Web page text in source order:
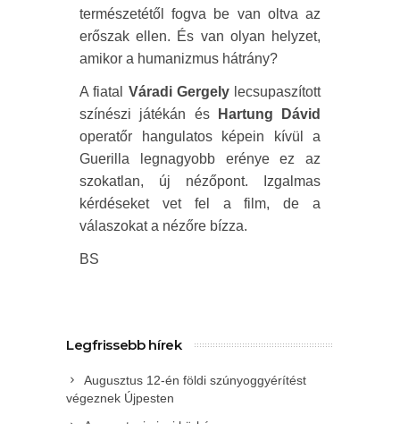
természetétől fogva be van oltva az
erőszak ellen. És van olyan helyzet,
amikor a humanizmus hátrány?
A fiatal Váradi Gergelylecsupaszított
színészi játékán és
Hartung Dávid
operatőr hangulatos képein kívül a
Guerilla legnagyobb erénye ez az
szokatlan, új nézőpont. Izgalmas
kérdéseket vet fel a film, de a
válaszokat a nézőre bízza.
BS
Legfrissebb hírek
Augusztus 12-én földi szúnyoggyérítést
végeznek Újpesten